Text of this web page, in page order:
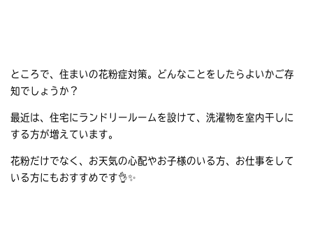
ところで、住まいの花粉症対策。どんなことをしたらよいかご存
知でしょうか？
最近は、住宅にランドリールームを設けて、洗濯物を室内干しに
する方が増えています。
花粉だけでなく、お天気の心配やお子様のいる方、お仕事をして
いる方にもおすすめです👌✨